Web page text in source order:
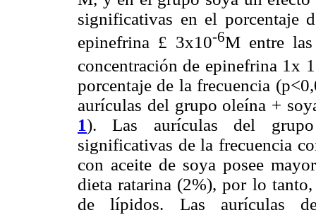
significativas en el porcentaje
epinefrina £ 3x10-6M entre
concentración de epinefrina 1x
porcentaje de la frecuencia
aurículas del grupo oleína +
1). Las aurículas del grupo
significativas de la frecuencia
con aceite de soya posee
dieta ratarina (2%), por lo
de lípidos. Las aurículas